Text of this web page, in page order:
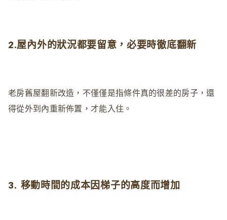
2.屋內外的狀況都要留意，必要時徹底翻新
老房舊屋翻新改造，不僅僅是指條件真的很差的房子，還
得從外到內重新佈置，才能入住。
3. 移動時間的成本因梯子的高度而增加